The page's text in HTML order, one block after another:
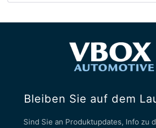
Bleiben Sie auf dem
Sind Sie an Produktupdates, Info zu